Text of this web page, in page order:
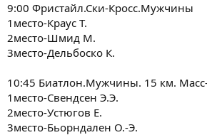
9:00 Фристайл.Ски-Кросс.Мужчины
1место-Краус Т.
2место-Шмид М.
3место-Дельбоско К.
10:45 Биатлон.Мужчины. 15 км. Масс-
1место-Свендсен Э.Э.
2место-Устюгов Е.
3место-Бьорндален О.-Э.